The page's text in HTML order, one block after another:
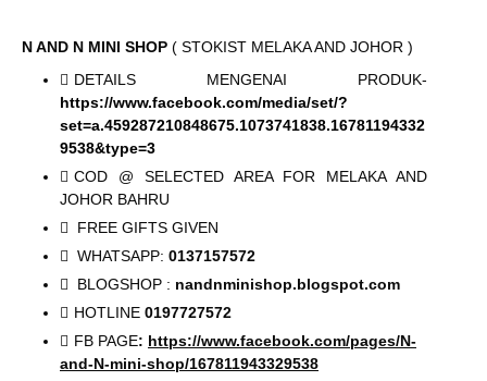
N AND N MINI SHOP ( STOKIST MELAKA AND JOHOR )
DETAILS MENGENAI PRODUK-
https://www.facebook.com/media/set/?
set=a.459287210848675.1073741838.16781194332
9538&type=3
COD @ SELECTED AREA FOR MELAKA AND
JOHOR BAHRU
FREE GIFTS GIVEN
WHATSAPP: 0137157572
BLOGSHOP : nandnminishop.blogspot.com
HOTLINE 0197727572
FB PAGE: https://www.facebook.com/pages/N-
and-N-mini-shop/167811943329538